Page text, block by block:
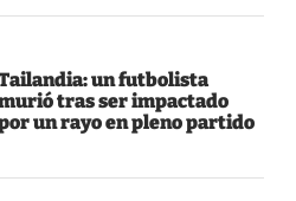
un futbolista
tras ser impactado
un rayo en pleno partido